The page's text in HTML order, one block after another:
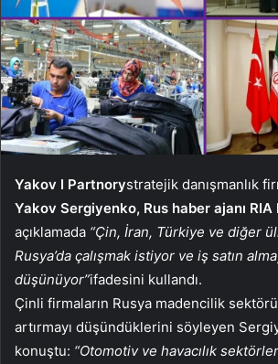
Yakov I Partnorystratejik danışmanlık
Yakov Sergiyenko, Rus haber ajanı RIA
açıklamada “Çin, İran, Türkiye ve diğer
Rusya’da çalışmak istiyor ve iş satın
düşünüyor”ifadesini kullandı.
Çinli firmaların Rusya madencilik
artırmayı düşündüklerini söyleyen
konuştu: “Otomotiv ve havacılık